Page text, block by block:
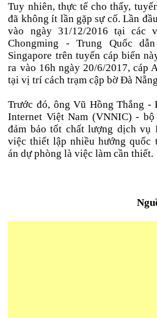
Tuy nhiên, thực tế cho thấy,
đã không ít lần gặp sự cố. Lần
vào ngày 31/12/2016 tại các
Chongming - Trung Quốc
Singapore trên tuyến cáp biển
ra vào 16h ngày 20/6/2017, cáp
tại vị trí cách trạm cập bờ Đà
Trước đó, ông Vũ Hồng Thắng -
Internet Việt Nam (VNNIC) -
đảm bảo tốt chất lượng dịch vụ
việc thiết lập nhiều hướng quốc
án dự phòng là việc làm cần thiết.